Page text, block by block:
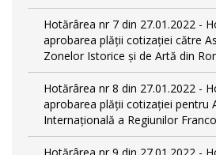
Hotărârea nr 7 din 27.01.2022 -
aprobarea plății cotizației către
Zonelor Istorice și de Artă din
Hotărârea nr 8 din 27.01.2022 -
aprobarea plății cotizației pentru
Internațională a Regiunilor